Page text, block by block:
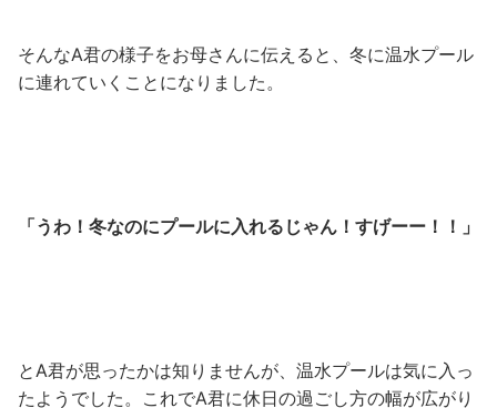
そんなA君の様子をお母さんに伝えると、冬に温水プール
に連れていくことになりました。
「うわ！冬なのにプールに入れるじゃん！すげーー！！」
とA君が思ったかは知りませんが、温水プールは気に入っ
たようでした。これでA君に休日の過ごし方の幅が広がり